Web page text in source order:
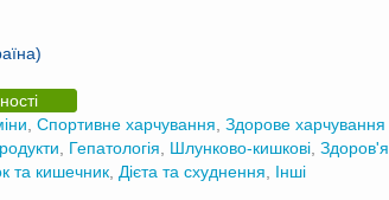
Спортивне харчування Здорове харчування
Гепатологія Шлунково-кишкові Здоров'я
та кишечник Дієта та схуднення Інші